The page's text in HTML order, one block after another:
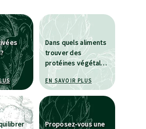
À PROPOS DE OÙ SONT CULTIVÉES VOS
Dans quels aliments
trouver des
protéines végétales
?
EN SAVOIR PLUSÀ PROPOS DE
Proposez-vous une